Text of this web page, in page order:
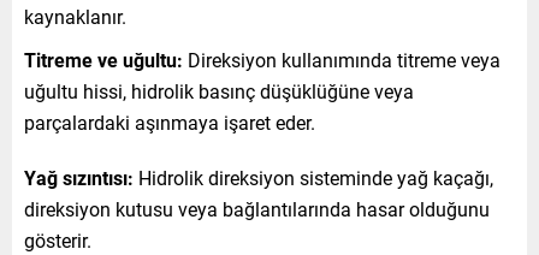
kaynaklanır.
Titreme ve uğultu: Direksiyon kullanımında titreme veya
uğultu hissi, hidrolik basınç düşüklüğüne veya
parçalardaki aşınmaya işaret eder.
Yağ sızıntısı: Hidrolik direksiyon sisteminde yağ kaçağı,
direksiyon kutusu veya bağlantılarında hasar olduğunu
gösterir.